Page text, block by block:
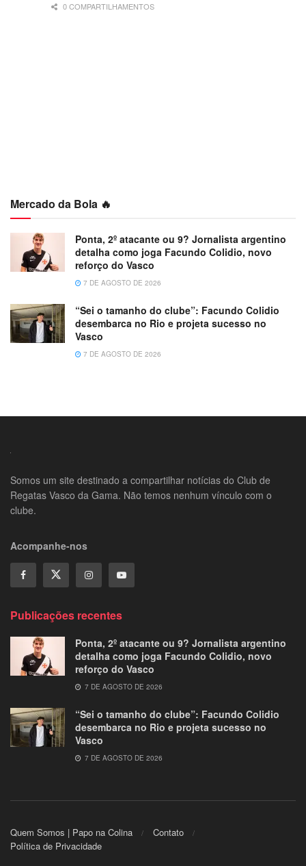
0 COMPARTILHAMENTOS
Mercado da Bola 🔥
Ponta, 2º atacante ou 9? Jornalista argentino
detalha como joga Facundo Colidio, novo
reforço do Vasco
7 DE AGOSTO DE 2026
“Sei o tamanho do clube”: Facundo Colidio
desembarca no Rio e projeta sucesso no
Vasco
7 DE AGOSTO DE 2026
Somos um site destinado a compartilhar notícias do Club de
Regatas Vasco da Gama. Não temos nenhum vínculo com o
clube.
Acompanhe-nos
Publicações recentes
Ponta, 2º atacante ou 9? Jornalista argentino
detalha como joga Facundo Colidio, novo
reforço do Vasco
7 DE AGOSTO DE 2026
“Sei o tamanho do clube”: Facundo Colidio
desembarca no Rio e projeta sucesso no
Vasco
7 DE AGOSTO DE 2026
Quem Somos | Papo na Colina
Contato
Política de Privacidade